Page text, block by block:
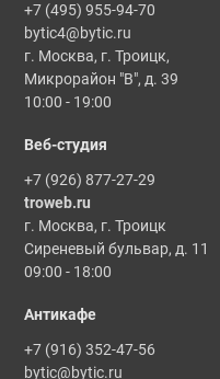
+7 (495) 955-94-70
bytic4@bytic.ru
г. Москва, г. Троицк,
Микрорайон "В", д. 39
10:00 - 19:00
Веб-студия
+7 (926) 877-27-29
troweb.ru
г. Москва, г. Троицк
Сиреневый бульвар, д. 11
09:00 - 18:00
Антикафе
+7 (916) 352-47-56
bytic@bytic.ru